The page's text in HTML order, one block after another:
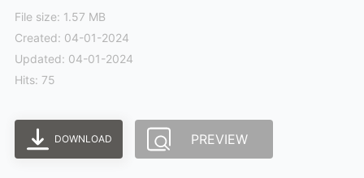
File size: 1.57 MB
Created: 04-01-2024
Updated: 04-01-2024
Hits: 75
DOWNLOAD PREVIEW